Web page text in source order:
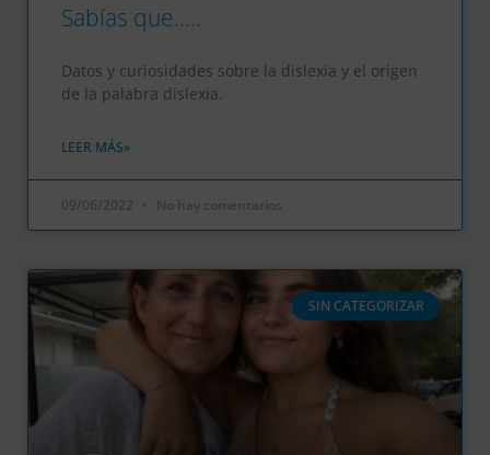
Sabías que…..
Datos y curiosidades sobre la dislexia y el origen
de la palabra dislexia.
LEER MÁS»
09/06/2022 No hay comentarios
SIN CATEGORIZAR